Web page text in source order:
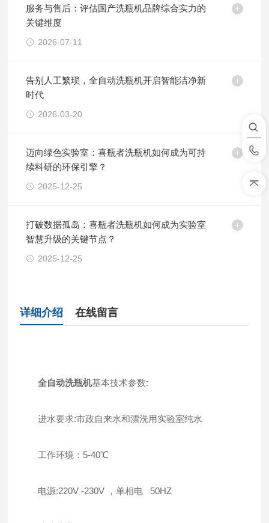
服务与售后：评估国产洗瓶机品牌综合实力的
关键维度
2026-07-11
告别人工繁琐，全自动洗瓶机开启智能洁净新
时代
2026-03-20
迈向绿色实验室：喜瓶者洗瓶机如何成为可持
续科研的环保引擎？
2025-12-25
打破数据孤岛：喜瓶者洗瓶机如何成为实验室
智慧升级的关键节点？
2025-12-25
详细介绍 在线留言
全自动洗瓶机基本技术参数:
进水要求:市政自来水和漂洗用实验室纯水
工作环境：5-40℃
电源:220V -230V ，单相电 50HZ